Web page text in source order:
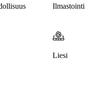
Ilmastointi
Liesi